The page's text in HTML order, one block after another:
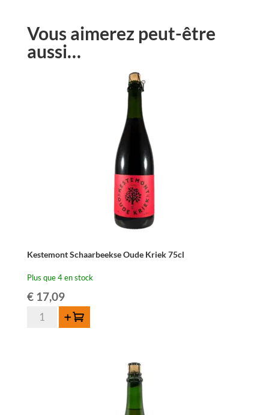
Vous aimerez peut-être
aussi…
Kestemont Schaarbeekse Oude Kriek 75cl
Plus que 4 en stock
€17,09
quantité
Ajouter au panier